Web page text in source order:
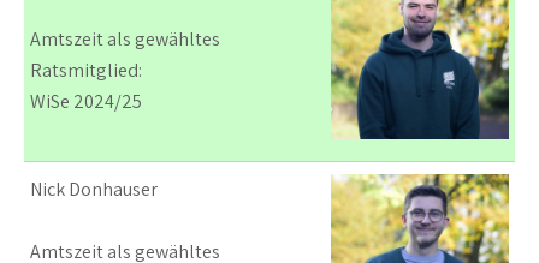
Amtszeit als gewähltes
Ratsmitglied:
WiSe 2024/25
Nick Donhauser
Amtszeit als gewähltes